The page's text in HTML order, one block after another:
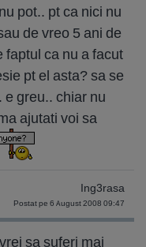
pot.. pt ca nici nu
de vreo 5 ani de
faptul ca nu a facut
pt el asta? sa se
greu.. chiar nu
ajutati voi sa
Ing3rasa
Postat pe 6 August 2008 09:47
sa suferi mai